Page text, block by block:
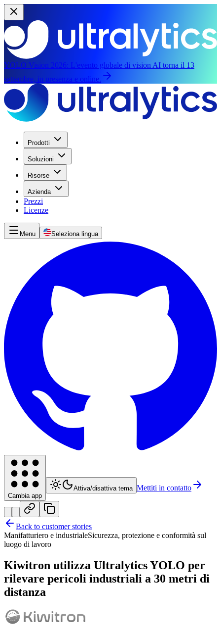
YOLO Vision 2026: L'evento globale di vision AI torna il 13
settembre, in presenza e online.
Prodotti
Soluzioni
Risorse
Azienda
Prezzi
Licenze
Menu Seleziona lingua
Cambia app
Attiva/disattiva tema Mettiti in contatto
Back to customer stories
Manifatturiero e industrialeSicurezza, protezione e conformità sul
luogo di lavoro
Kiwitron utilizza Ultralytics YOLO per
rilevare pericoli industriali a 30 metri di
distanza